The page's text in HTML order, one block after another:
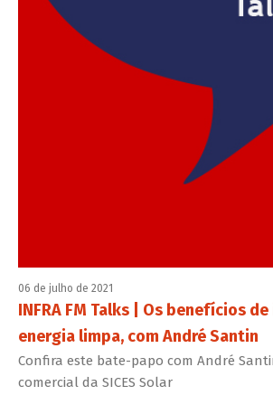
06 de julho de 2021
INFRA FM Talks | Os benefícios
energia limpa, com André Santin
Confira este bate-papo com André
comercial da SICES Solar